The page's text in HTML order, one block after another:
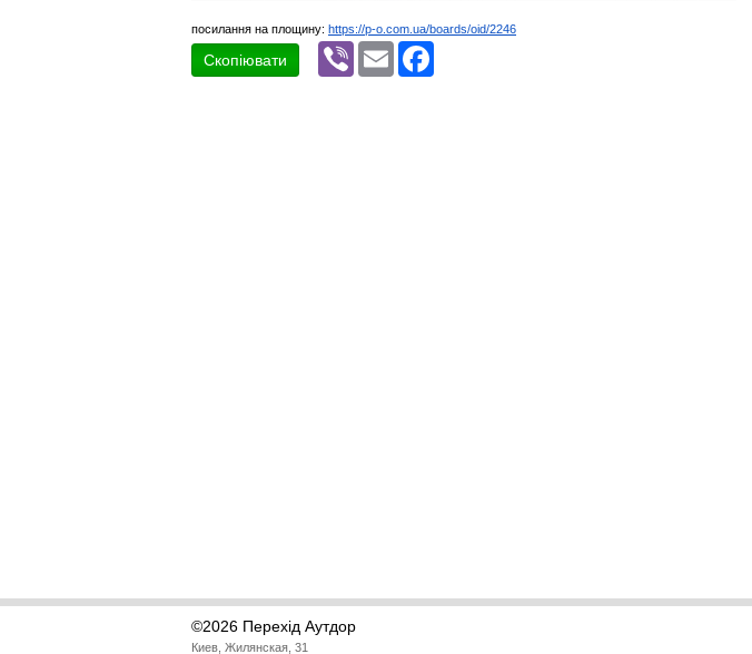
посилання на площину: https://p-o.com.ua/boards/oid/2246
Скопіювати
Viber Email
©2026 Перехід Аутдор
Киев, Жилянская, 31